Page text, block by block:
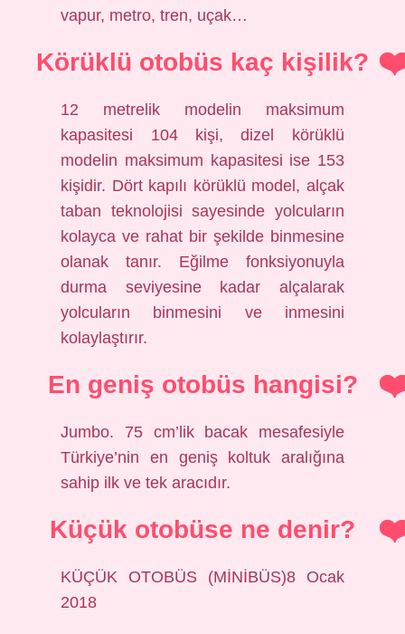
vapur, metro, tren, uçak…
Körüklü otobüs kaç kişilik?
12 metrelik modelin maksimum
kapasitesi 104 kişi, dizel körüklü
modelin maksimum kapasitesi ise 153
kişidir. Dört kapılı körüklü model, alçak
taban teknolojisi sayesinde yolcuların
kolayca ve rahat bir şekilde binmesine
olanak tanır. Eğilme fonksiyonuyla
durma seviyesine kadar alçalarak
yolcuların binmesini ve inmesini
kolaylaştırır.
En geniş otobüs hangisi?
Jumbo. 75 cm’lik bacak mesafesiyle
Türkiye’nin en geniş koltuk aralığına
sahip ilk ve tek aracıdır.
Küçük otobüse ne denir?
KÜÇÜK OTOBÜS (MİNİBÜS)8 Ocak
2018